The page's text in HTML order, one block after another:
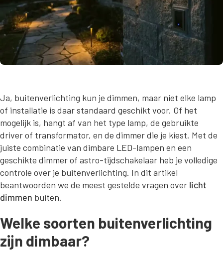
Ja, buitenverlichting kun je dimmen, maar niet elke lamp
of installatie is daar standaard geschikt voor. Of het
mogelijk is, hangt af van het type lamp, de gebruikte
driver of transformator, en de dimmer die je kiest. Met de
juiste combinatie van dimbare LED-lampen en een
geschikte dimmer of astro-tijdschakelaar heb je volledige
controle over je buitenverlichting. In dit artikel
beantwoorden we de meest gestelde vragen over licht
dimmen buiten.
Welke soorten buitenverlichting
zijn dimbaar?